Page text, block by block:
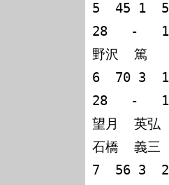
5  45 1  5
28   -
野沢  篤
6  70 3  1
28   -
望月  英弘
石橋  義三
7  56 3  2